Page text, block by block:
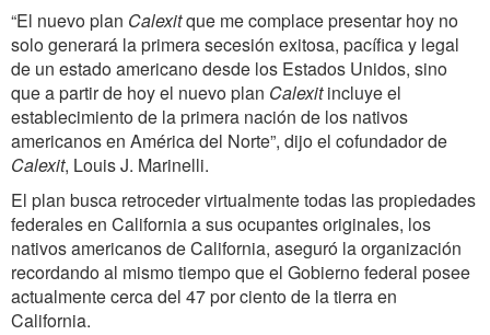
“El nuevo plan Calexitque me complace presentar hoy no
solo generará la primera secesión exitosa, pacífica y legal
de un estado americano desde los Estados Unidos, sino
que a partir de hoy el nuevo plan Calexitincluye el
establecimiento de la primera nación de los nativos
americanos en América del Norte”, dijo el cofundador de
Calexit, Louis J. Marinelli.
El plan busca retroceder virtualmente todas las propiedades
federales en California a sus ocupantes originales, los
nativos americanos de California, aseguró la organización
recordando al mismo tiempo que el Gobierno federal posee
actualmente cerca del 47 por ciento de la tierra en
California.